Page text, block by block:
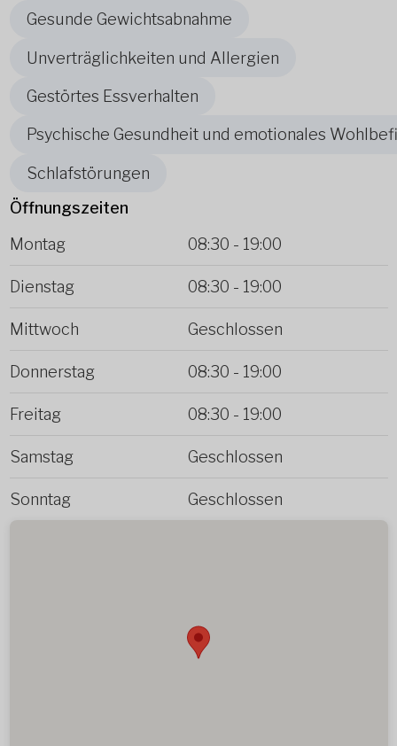
Gesunde Gewichtsabnahme
Unverträglichkeiten und Allergien
Gestörtes Essverhalten
Psychische Gesundheit und emotionales
Schlafstörungen
Öffnungszeiten
Montag
08:30 - 19:00
Dienstag 08:30 - 19:00
Mittwoch Geschlossen
Donnerstag 08:30 - 19:00
Freitag 08:30 - 19:00
Samstag Geschlossen
Sonntag Geschlossen